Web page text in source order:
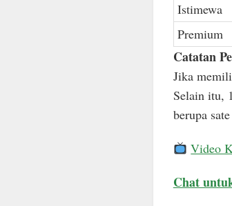
Istimewa
Premium
Catatan
Jika
Selain itu,
berupa
Video
Chat